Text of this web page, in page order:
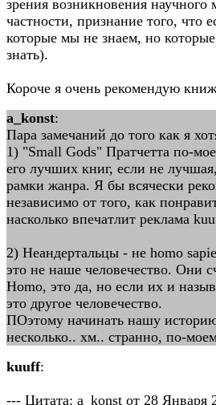
зрения возникновения
частности, признание того, что
которые мы не знаем, но
знать).
Короче я очень рекомендую
a_konst:
Пара замечаний до того как я
1) "Small Gods" Пратчетта по-
его лучших книг, если не
рамки жанра. Я бы всячески
независимо от того, как
насколько впечатлит реклама
2) Неандертальцы - не homo
это не наше человечество. Они
Homo, это да, но если их и
это другое человечество.
ПОэтому начинать нашу
несколько.. хм.. странно, по-
kuuff:
--- Цитата: a_konst от 28 Января